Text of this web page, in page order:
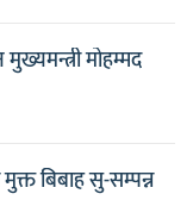
मोहम्मद
बिबाह सु-सम्पन्न